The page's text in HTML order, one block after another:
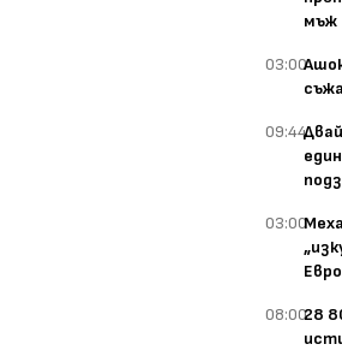
мъж
03:00
09:44
03:00
08:0028